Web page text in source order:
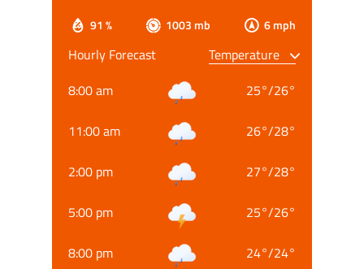
91 % 1003 mb 6 mph
Hourly Forecast
8:00 am
25°/26°
11:00 am 26°/28°
2:00 pm 27°/28°
5:00 pm 25°/26°
8:00 pm 24°/24°